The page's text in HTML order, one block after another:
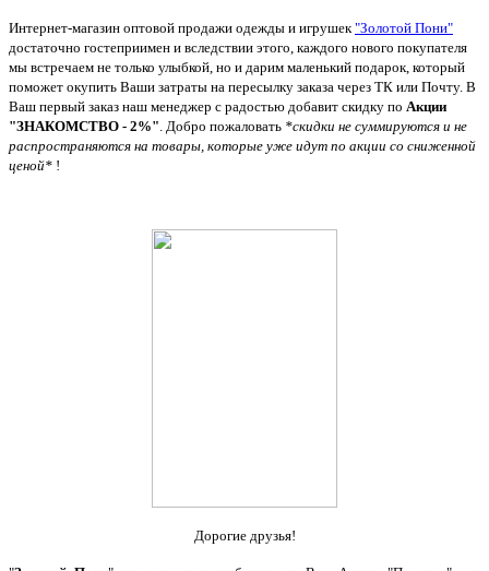
Интернет-магазин оптовой продажи одежды и игрушек "Золотой Пони"
достаточно гостеприимен и вследствии этого, каждого нового покупателя
мы встречаем не только улыбкой, но и дарим маленький подарок, который
поможет окупить Ваши затраты на пересылку заказа через ТК или Почту. В
Ваш первый заказ наш менеджер с радостью добавит скидку по Акции
"ЗНАКОМСТВО - 2%" . Добро пожаловать *скидки не суммируются и не
распространяются на товары, которые уже идут по акции со сниженной
ценой* !
Дорогие друзья!